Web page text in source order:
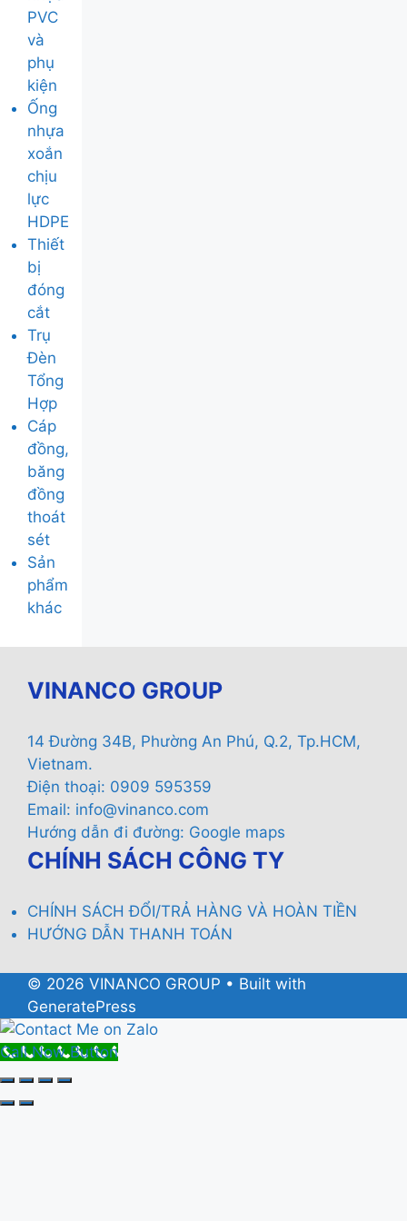
PVC
và
phụ
kiện
Ống
nhựa
xoắn
chịu
lực
HDPE
Thiết
bị
đóng
cắt
Trụ
Đèn
Tổng
Hợp
Cáp
đồng,
băng
đồng
thoát
sét
Sản
phẩm
khác
VINANCO GROUP
14 Đường 34B, Phường An Phú, Q.2, Tp.HCM,
Vietnam.
Điện thoại: 0909 595359
Email: info@vinanco.com
Hướng dẫn đi đường: Google maps
CHÍNH SÁCH CÔNG TY
CHÍNH SÁCH ĐỔI/TRẢ HÀNG VÀ HOÀN TIỀN
HƯỚNG DẪN THANH TOÁN
© 2026 VINANCO GROUP • Built with
GeneratePress
Call Now Button